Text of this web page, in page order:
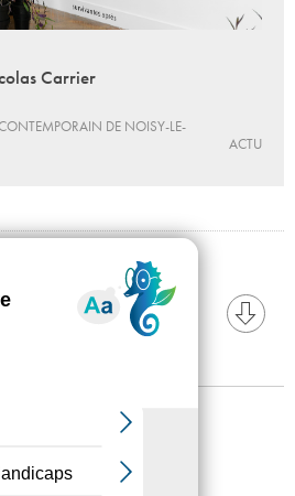
Carrier
DE NOISY-LE-
ACTU
Accessibilité